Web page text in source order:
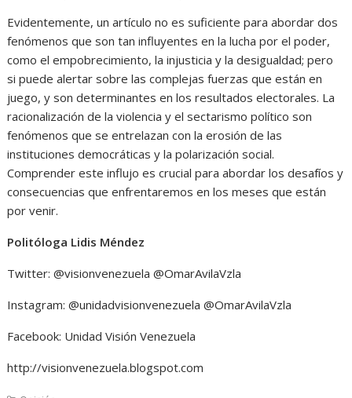
Evidentemente, un artículo no es suficiente para abordar dos
fenómenos que son tan influyentes en la lucha por el poder,
como el empobrecimiento, la injusticia y la desigualdad; pero
si puede alertar sobre las complejas fuerzas que están en
juego, y son determinantes en los resultados electorales. La
racionalización de la violencia y el sectarismo político son
fenómenos que se entrelazan con la erosión de las
instituciones democráticas y la polarización social.
Comprender este influjo es crucial para abordar los desafíos y
consecuencias que enfrentaremos en los meses que están
por venir.
Politóloga Lidis Méndez
Twitter: @visionvenezuela @OmarAvilaVzla
Instagram: @unidadvisionvenezuela @OmarAvilaVzla
Facebook: Unidad Visión Venezuela
http://visionvenezuela.blogspot.com